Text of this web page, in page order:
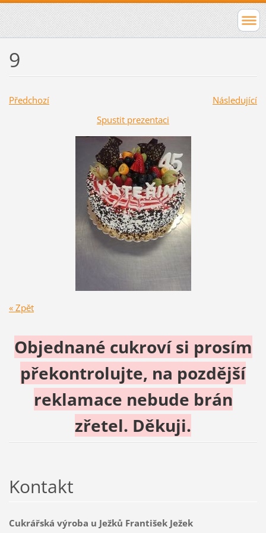
9
Předchozí
Následující
Spustit prezentaci
« Zpět
Objednané cukroví si prosím
překontrolujte, na pozdější
reklamace nebude brán
zřetel. Děkuji.
Kontakt
Cukrářská výroba u Ježků František Ježek